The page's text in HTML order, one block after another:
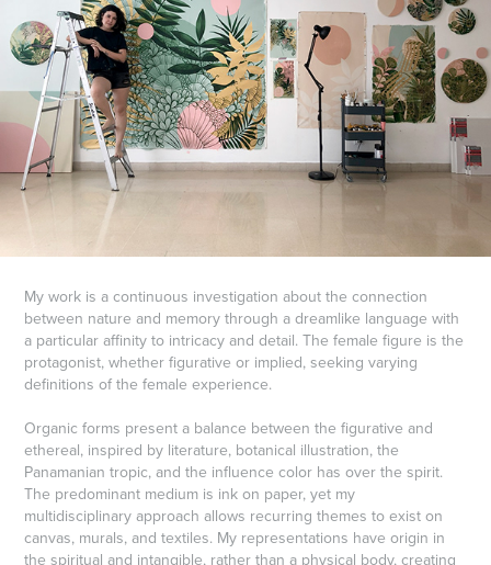
My work is a continuous investigation about the connection
between nature and memory through a dreamlike language with
a particular affinity to intricacy and detail. The female figure is the
protagonist, whether figurative or implied, seeking varying
definitions of the female experience.
Organic forms present a balance between the figurative and
ethereal, inspired by literature, botanical illustration, the
Panamanian tropic, and the influence color has over the spirit.
The predominant medium is ink on paper, yet my
multidisciplinary approach allows recurring themes to exist on
canvas, murals, and textiles. My representations have origin in
the spiritual and intangible, rather than a physical body, creating